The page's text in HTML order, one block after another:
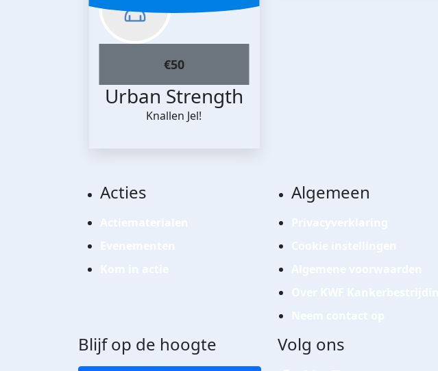
€50
Urban Strength
Knallen Jel!
Acties Algemeen
Blijf op de hoogte Volg ons